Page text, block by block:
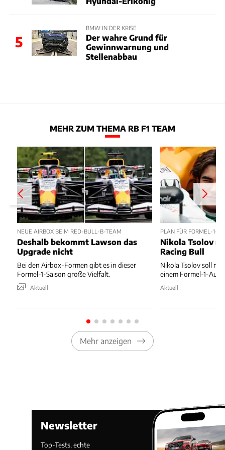
5
BMW IN DER KRISE
Der wahre Grund für
Gewinnwarnung und
Stellenabbau
MEHR ZUM THEMA RB F1 TEAM
NEUE AIRBOX BEIM RED-BULL-B-TEAM
Deshalb bekommt Lawson das
Upgrade nicht
Bei den Airbox-Formen gibt es in dieser
Formel-1-Saison große Vielfalt.
Aktuell
PLAN FÜR FORMEL-1-
Nikola Tsolov
Racing Bull
Nikola Tsolov soll
einem Formel-1-
Aktuell
Mehr anzeigen
Newsletter
Top-Tests, echte